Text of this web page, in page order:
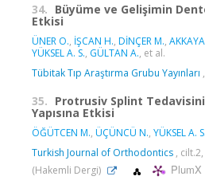
34. Büyüme ve Gelişimin
Etkisi
ÜNER O., İŞCAN H., DİNÇER M.,
YÜKSEL A. S., GÜLTAN A., et al.
Tübitak Tıp Araştırma Grubu Yayınları
35. Protrusiv Splint
Yapısına Etkisi
ÖĞÜTCEN M., ÜÇÜNCÜ N., YÜKSEL A. S.
Turkish Journal of Orthodontics ,
(Hakemli Dergi)